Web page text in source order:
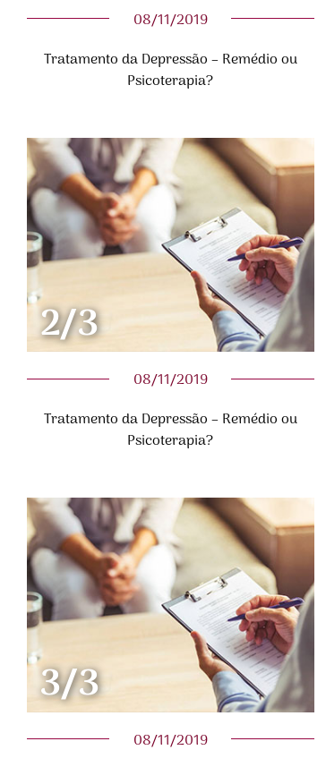
08/11/2019
Tratamento da Depressão – Remédio ou
Psicoterapia?
2/3
08/11/2019
Tratamento da Depressão – Remédio ou
Psicoterapia?
3/3
08/11/2019